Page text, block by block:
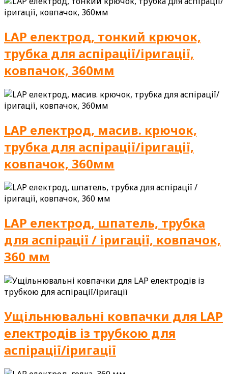
LAP електрод, тонкий крючок,
трубка для аспірації/іригації,
ковпачок, 360мм
LAP електрод, масив. крючок,
трубка для аспірації/іригації,
ковпачок, 360мм
LAP електрод, шпатель, трубка
для аспірації / іригації, ковпачок,
360 мм
Ущільнювальні ковпачки для LAP
електродів із трубкою для
аспірації/іригації